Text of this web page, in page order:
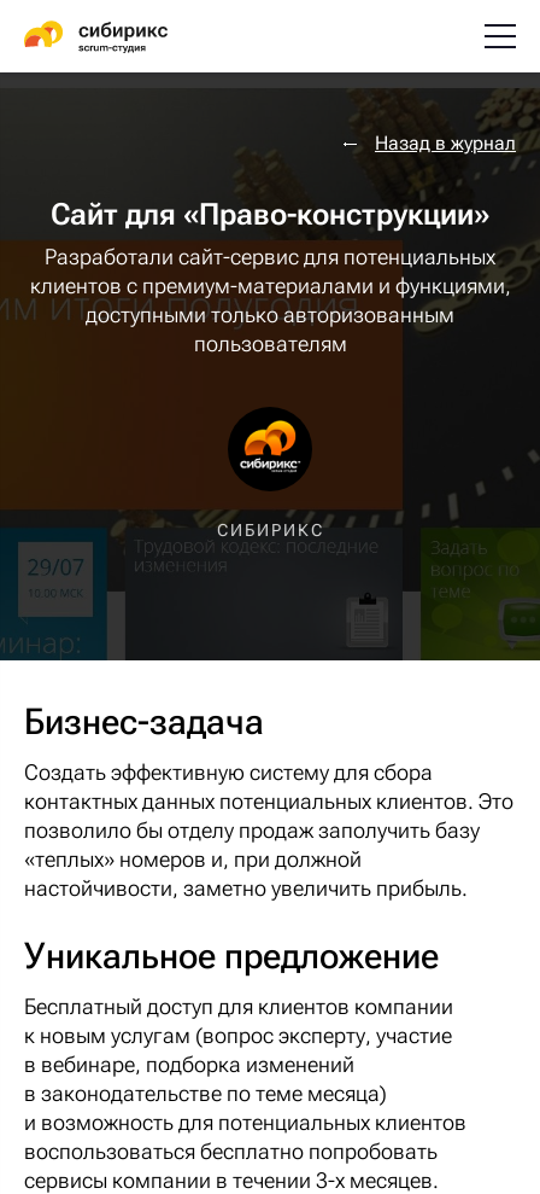
Назад в журнал
Сайт для «Право-конструкции»
Разработали сайт-сервис для потенциальных
клиентов с премиум-материалами и функциями,
доступными только авторизованным
пользователям
СИБИРИКС
Бизнес-задача
Создать эффективную систему для сбора
контактных данных потенциальных клиентов. Это
позволило бы отделу продаж заполучить базу
«теплых» номеров и, при должной
настойчивости, заметно увеличить прибыль.
Уникальное предложение
Бесплатный доступ для клиентов компании
к новым услугам (вопрос эксперту, участие
в вебинаре, подборка изменений
в законодательстве по теме месяца)
и возможность для потенциальных клиентов
воспользоваться бесплатно попробовать
сервисы компании в течении 3-х месяцев.